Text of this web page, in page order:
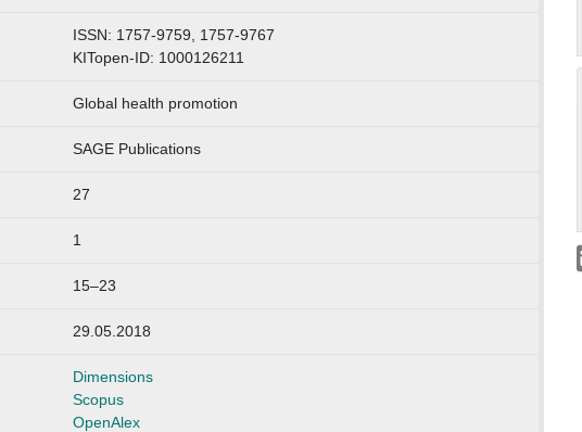
ISSN: 1757-9759, 1757-9767
KITopen-ID: 1000126211
Global health promotion
SAGE Publications
27
1
15–23
29.05.2018
Dimensions
Scopus
OpenAlex